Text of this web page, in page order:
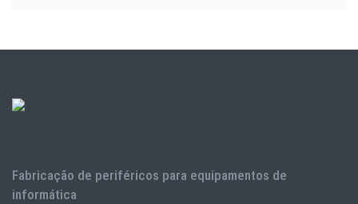
Fabricação de periféricos para equipamentos de
informática